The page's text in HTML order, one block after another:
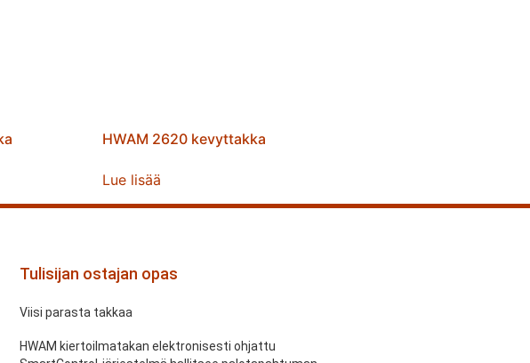
HWAM 2620 kevyttakka
Lue lisää
Tulisijan ostajan opas
Viisi parasta takkaa
HWAM kiertoilmatakan elektronisesti ohjattu